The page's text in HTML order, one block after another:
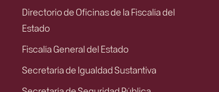
Directorio de Oficinas de la Fiscalía del
Estado
Fiscalía General del Estado
Secretaría de Igualdad Sustantiva